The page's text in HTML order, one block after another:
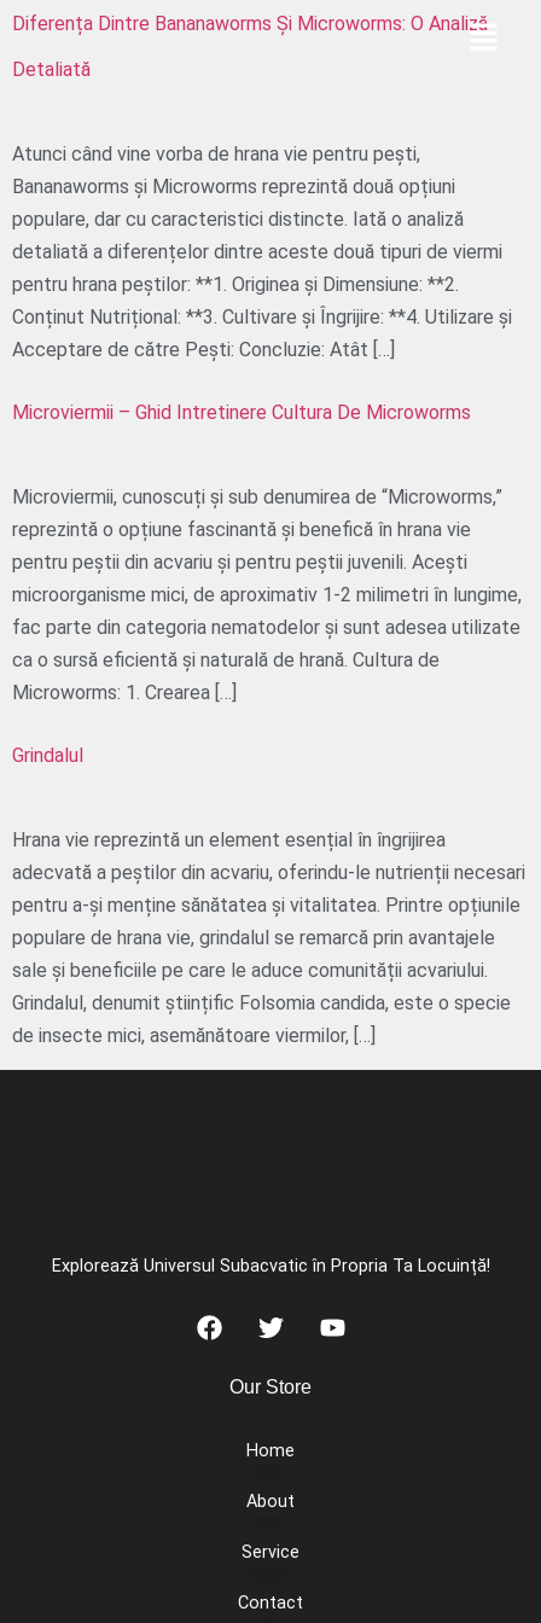
Diferența Dintre Bananaworms Și Microworms: O Analiză
Detaliată
Atunci când vine vorba de hrana vie pentru pești,
Bananaworms și Microworms reprezintă două opțiuni
populare, dar cu caracteristici distincte. Iată o analiză
detaliată a diferențelor dintre aceste două tipuri de viermi
pentru hrana peștilor: **1. Originea și Dimensiune: **2.
Conținut Nutrițional: **3. Cultivare și Îngrijire: **4. Utilizare și
Acceptare de către Pești: Concluzie: Atât […]
Microviermii – Ghid Intretinere Cultura De Microworms
Microviermii, cunoscuți și sub denumirea de “Microworms,”
reprezintă o opțiune fascinantă și benefică în hrana vie
pentru peștii din acvariu și pentru peștii juvenili. Acești
microorganisme mici, de aproximativ 1-2 milimetri în lungime,
fac parte din categoria nematodelor și sunt adesea utilizate
ca o sursă eficientă și naturală de hrană. Cultura de
Microworms: 1. Crearea […]
Grindalul
Hrana vie reprezintă un element esențial în îngrijirea
adecvată a peștilor din acvariu, oferindu-le nutrienții necesari
pentru a-și menține sănătatea și vitalitatea. Printre opțiunile
populare de hrana vie, grindalul se remarcă prin avantajele
sale și beneficiile pe care le aduce comunității acvariului.
Grindalul, denumit științific Folsomia candida, este o specie
de insecte mici, asemănătoare viermilor, […]
Explorează Universul Subacvatic în Propria Ta Locuință!
Our Store
Home
About
Service
Contact